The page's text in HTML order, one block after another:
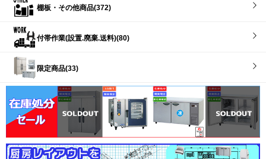
棚板・その他商品(372)
付帯作業(設置.廃棄.送料)(80)
限定商品(33)